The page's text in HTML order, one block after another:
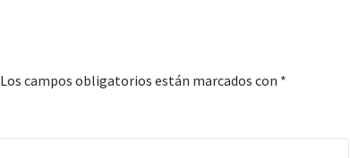
Los campos obligatorios están marcados con *